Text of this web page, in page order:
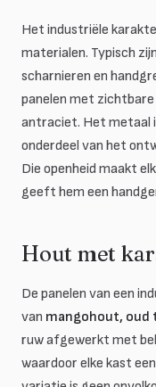
Het industriële
materialen. Typisch zijn
scharnieren en
panelen met
antraciet. Het metaal
onderdeel van het
Die openheid maakt
geeft hem een
Hout met
De panelen van een
van mangohout,
ruw afgewerkt met
waardoor elke kast